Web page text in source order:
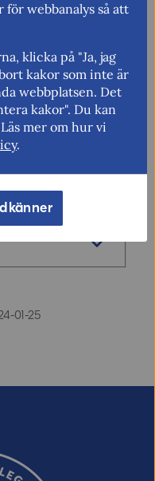
01-25
webbanalys så att
klicka på "Ja, jag
kakor som inte är
webbplatsen. Det
kakor". Du kan
mer om hur vi
.